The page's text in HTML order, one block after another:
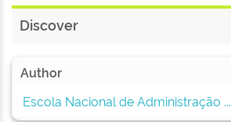
Discover
Author
Escola Nacional de Administração ...